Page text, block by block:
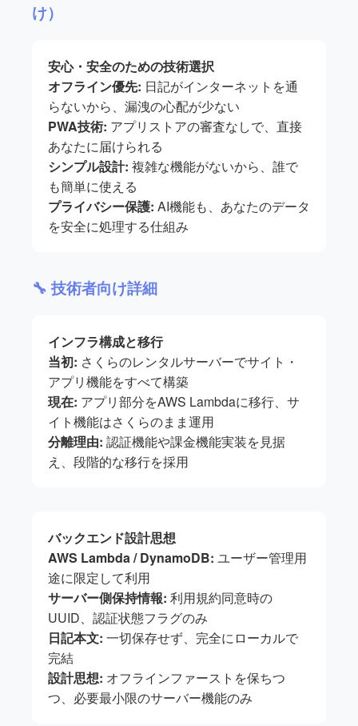
け）
安心・安全のための技術選択
オフライン優先: 日記がインターネットを通
らないから、漏洩の心配が少ない
PWA技術: アプリストアの審査なしで、直接
あなたに届けられる
シンプル設計: 複雑な機能がないから、誰で
も簡単に使える
プライバシー保護: AI機能も、あなたのデータ
を安全に処理する仕組み
🔧 技術者向け詳細
インフラ構成と移行
当初: さくらのレンタルサーバーでサイト・
アプリ機能をすべて構築
現在: アプリ部分をAWS Lambdaに移行、サ
イト機能はさくらのまま運用
分離理由: 認証機能や課金機能実装を見据
え、段階的な移行を採用
バックエンド設計思想
AWS Lambda / DynamoDB: ユーザー管理用
途に限定して利用
サーバー側保持情報: 利用規約同意時の
UUID、認証状態フラグのみ
日記本文: 一切保存せず、完全にローカルで
完結
設計思想: オフラインファーストを保ちつ
つ、必要最小限のサーバー機能のみ